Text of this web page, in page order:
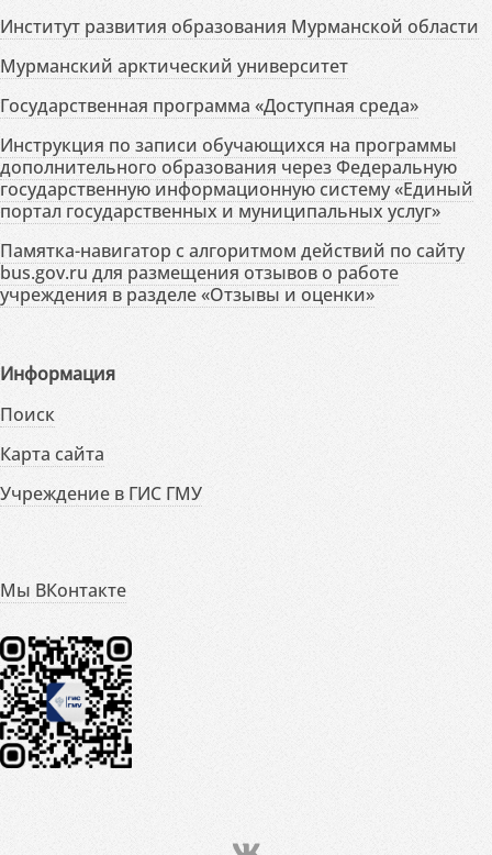
Институт развития образования Мурманской области
Мурманский арктический университет
Государственная программа «Доступная среда»
Инструкция по записи обучающихся на программы
дополнительного образования через Федеральную
государственную информационную систему «Единый
портал государственных и муниципальных услуг»
Памятка-навигатор с алгоритмом действий по сайту
bus.gov.ru для размещения отзывов о работе
учреждения в разделе «Отзывы и оценки»
Информация
Поиск
Карта сайта
Учреждение в ГИС ГМУ
Мы ВКонтакте